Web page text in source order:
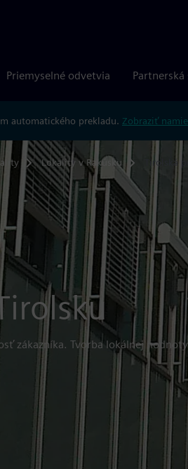
Priemyselné odvetvia
automatického prekladu. Zobraziť
Lokality v Rakúsku Tirolská
zákazníka. Tvorba lokálnej